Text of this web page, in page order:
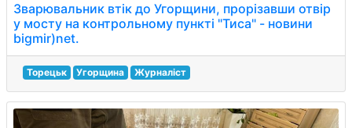
Зварювальник втік до Угорщини, прорізавши отвір
у мосту на контрольному пункті "Тиса" - новини
bigmir)net.
Торецьк Угорщина Журналіст